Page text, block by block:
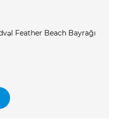
Feather Beach Bayrağı